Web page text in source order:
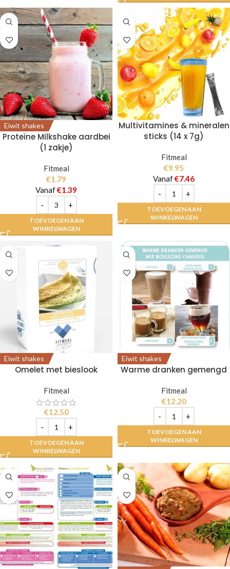
Eiwit shakes
Proteïne Milkshake aardbei
(1 zakje)
Fitmeal
€1.79
Vanaf€1.39
TOEVOEGEN AAN
WINKELWAGEN
Multivitamines & mineralen
sticks (14 x 7g)
Fitmeal
€9.95
Vanaf€7.46
TOEVOEGEN AAN
WINKELWAGEN
Eiwit shakes
Omelet met bieslook
Fitmeal
€12.50
TOEVOEGEN AAN
WINKELWAGEN
Eiwit shakes
Warme dranken gemengd
Fitmeal
€12.20
TOEVOEGEN AAN
WINKELWAGEN